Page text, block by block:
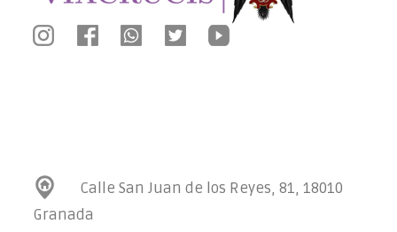
Calle San Juan de los Reyes, 81, 18010
Granada